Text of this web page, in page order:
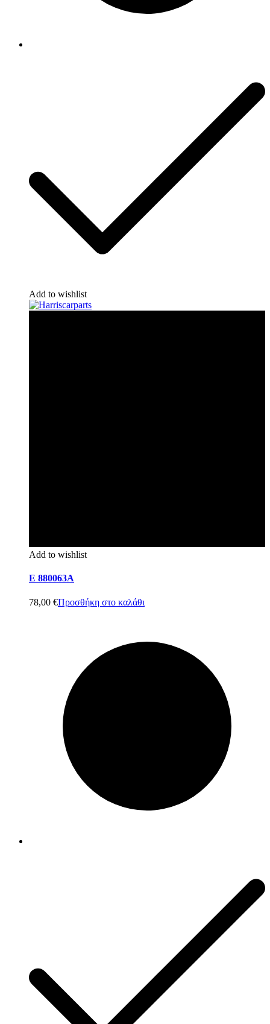
Add to wishlist
Add to wishlist
E 880063A
78,00 €Προσθήκη στο καλάθι